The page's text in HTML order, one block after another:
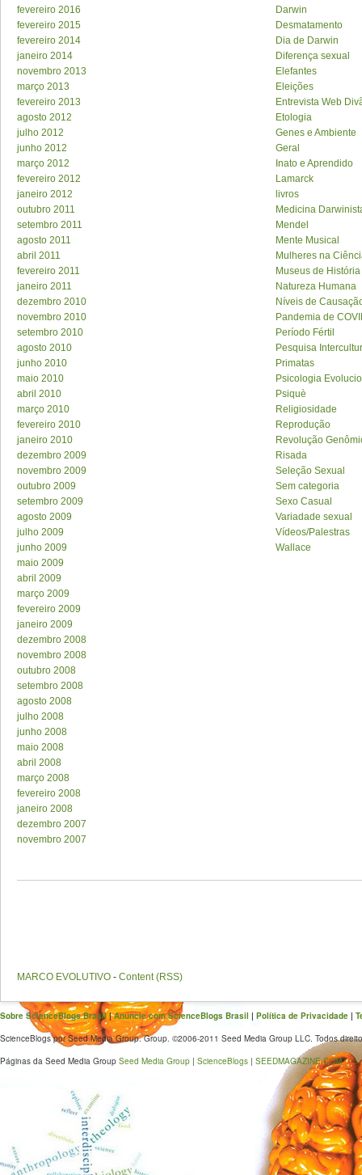
fevereiro 2016
fevereiro 2015
fevereiro 2014
janeiro 2014
novembro 2013
março 2013
fevereiro 2013
agosto 2012
julho 2012
junho 2012
março 2012
fevereiro 2012
janeiro 2012
outubro 2011
setembro 2011
agosto 2011
abril 2011
fevereiro 2011
janeiro 2011
dezembro 2010
novembro 2010
setembro 2010
agosto 2010
junho 2010
maio 2010
abril 2010
março 2010
fevereiro 2010
janeiro 2010
dezembro 2009
novembro 2009
outubro 2009
setembro 2009
agosto 2009
julho 2009
junho 2009
maio 2009
abril 2009
março 2009
fevereiro 2009
janeiro 2009
dezembro 2008
novembro 2008
outubro 2008
setembro 2008
agosto 2008
julho 2008
junho 2008
maio 2008
abril 2008
março 2008
fevereiro 2008
janeiro 2008
dezembro 2007
novembro 2007
Darwin
Desmatamento
Dia de Darwin
Diferença sexual
Elefantes
Eleições
Entrevista Web
Etologia
Genes e Ambiente
Geral
Inato e Aprendido
Lamarck
livros
Medicina
Mendel
Mente Musical
Mulheres na
Museus de
Natureza Humana
Níveis de
Pandemia de
Período Fértil
Pesquisa
Primatas
Psicologia
Psiquè
Religiosidade
Reprodução
Revolução
Risada
Seleção Sexual
Sem categoria
Sexo Casual
Variadade sexual
Vídeos/Palestras
Wallace
MARCO EVOLUTIVO - Content (RSS)
Sobre ScienceBlogs Brasil|Anuncie com ScienceBlogs Brasil | Política de Privacidade |
ScienceBlogs por Seed Media Group. Group. ©2006-2011 Seed Media Group LLC. Todos
Páginas da Seed Media Group Seed Media Group | ScienceBlogs | SEEDMAGAZINE.COM